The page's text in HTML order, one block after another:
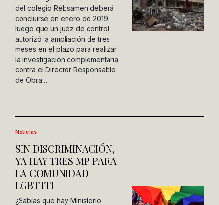
del colegio Rébsamen deberá
concluirse en enero de 2019,
luego que un juez de control
autorizó la ampliación de tres
meses en el plazo para realizar
la investigación complementaria
contra el Director Responsable
de Obra…
Noticias
SIN DISCRIMINACIÓN,
YA HAY TRES MP PARA
LA COMUNIDAD
LGBTTTI
¿Sabías que hay Ministerio